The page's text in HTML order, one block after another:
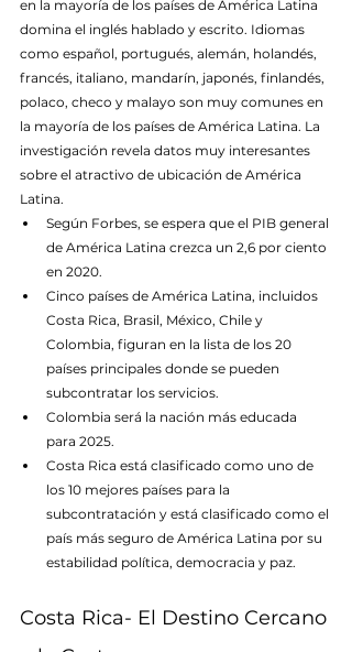
en la mayoría de los países de América Latina
domina el inglés hablado y escrito. Idiomas
como español, portugués, alemán, holandés,
francés, italiano, mandarín, japonés, finlandés,
polaco, checo y malayo son muy comunes en
la mayoría de los países de América Latina. La
investigación revela datos muy interesantes
sobre el atractivo de ubicación de América
Latina.
Según Forbes, se espera que el PIB general
de América Latina crezca un 2,6 por ciento
en 2020.
Cinco países de América Latina, incluidos
Costa Rica, Brasil, México, Chile y
Colombia, figuran en la lista de los 20
países principales donde se pueden
subcontratar los servicios.
Colombia será la nación más educada
para 2025.
Costa Rica está clasificado como uno de
los 10 mejores países para la
subcontratación y está clasificado como el
país más seguro de América Latina por su
estabilidad política, democracia y paz.
Costa Rica- El Destino Cercano